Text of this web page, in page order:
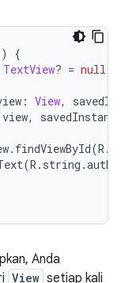
{
TextView? = null
: View,
view,
. findViewById(R .
(R . string .auth
Anda
View setiap kali